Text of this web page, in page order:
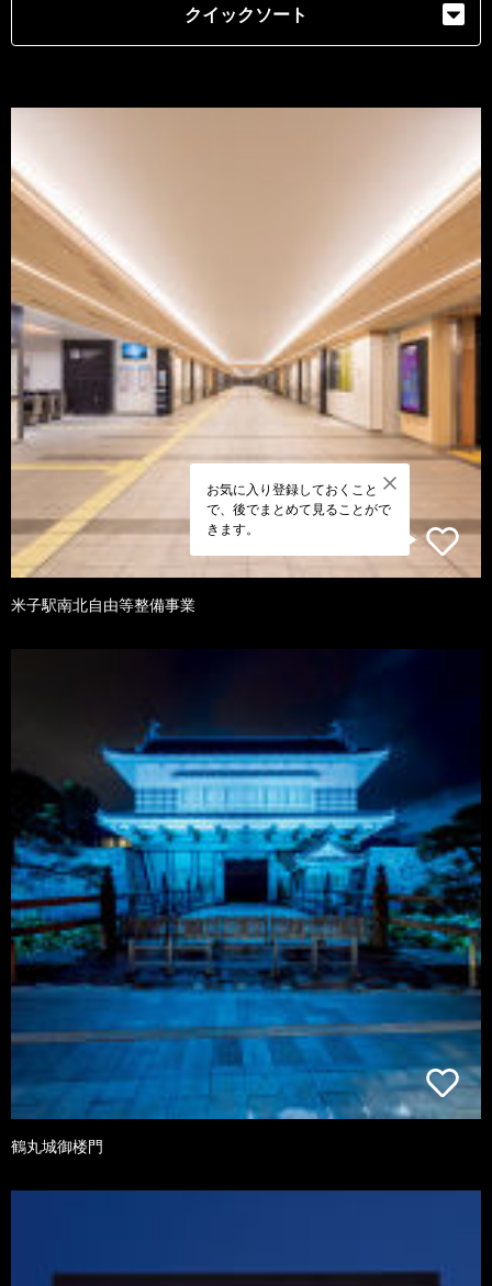
クイックソート
お気に入り登録しておくこと
で、後でまとめて見ることがで
きます。
米子駅南北自由等整備事業
鶴丸城御楼門